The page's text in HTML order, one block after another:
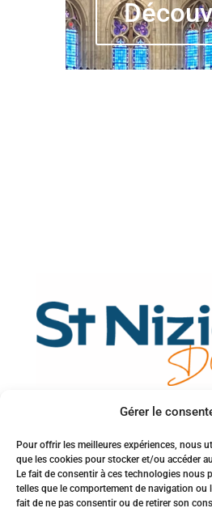
Gérer le
Pour offrir les meilleures expériences, nous
que les cookies pour stocker et/ou accéder
Le fait de consentir à ces technologies nous
telles que le comportement de navigation ou
fait de ne pas consentir ou de retirer son